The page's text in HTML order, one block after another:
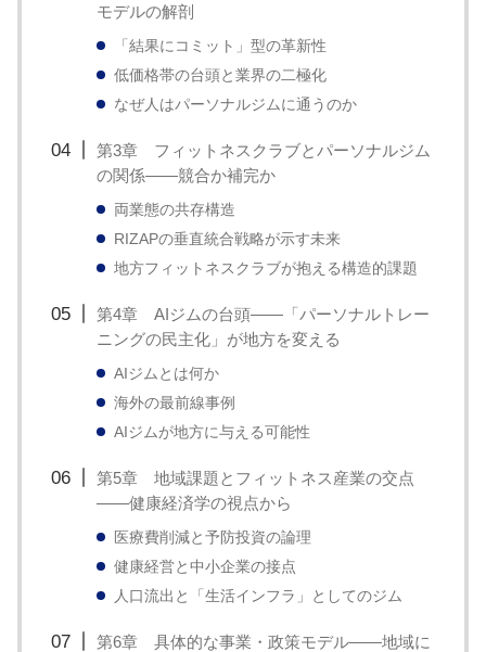
モデルの解剖
「結果にコミット」型の革新性
低価格帯の台頭と業界の二極化
なぜ人はパーソナルジムに通うのか
第3章 フィットネスクラブとパーソナルジム
の関係——競合か補完か
両業態の共存構造
RIZAPの垂直統合戦略が示す未来
地方フィットネスクラブが抱える構造的課題
第4章 AIジムの台頭——「パーソナルトレー
ニングの民主化」が地方を変える
AIジムとは何か
海外の最前線事例
AIジムが地方に与える可能性
第5章 地域課題とフィットネス産業の交点
——健康経済学の視点から
医療費削減と予防投資の論理
健康経営と中小企業の接点
人口流出と「生活インフラ」としてのジム
第6章 具体的な事業・政策モデル——地域に